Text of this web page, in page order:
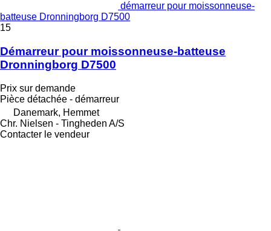
démarreur pour moissonneuse-
batteuse Dronningborg D7500
15
Démarreur pour moissonneuse-batteuse
Dronningborg D7500
Prix sur demande
Pièce détachée - démarreur
Danemark, Hemmet
Chr. Nielsen - Tingheden A/S
Contacter le vendeur